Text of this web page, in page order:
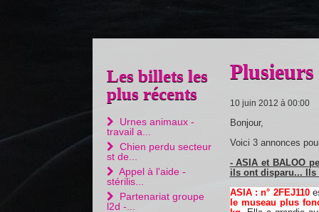
Les billets les
plus récents
Urnes animaux -
travail a...
Chien perdu secteur
st de...
Appel à l'aide -
stérilis...
Partenariat groupe
l2d -...
10 juin 2012 à 00:00
Bonjour,
Voici 3 annonces
- ASIA et BALOO
ils ont disparu... Ils
ASIA : n° 2FEJ110
le museau plus